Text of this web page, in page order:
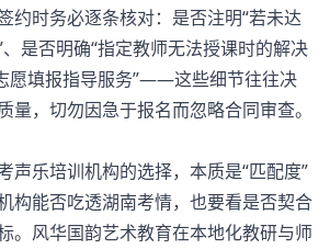
约时务必逐条核对：是否注明“若未达
是否明确“指定教师无法授课时的解决
愿填报指导服务”——这些细节往往决
量，切勿因急于报名而忽略合同审查。
声乐培训机构的选择，本质是“匹配度”
能否吃透湖南考情，也要看是否契合
。风华国韵艺术教育在本地化教研与师